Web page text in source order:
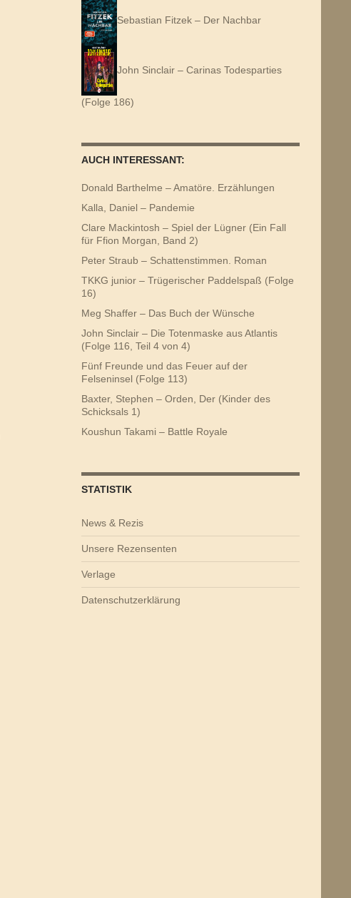
Sebastian Fitzek – Der Nachbar
John Sinclair – Carinas Todesparties
(Folge 186)
AUCH INTERESSANT:
Donald Barthelme – Amatöre. Erzählungen
Kalla, Daniel – Pandemie
Clare Mackintosh – Spiel der Lügner (Ein Fall
für Ffion Morgan, Band 2)
Peter Straub – Schattenstimmen. Roman
TKKG junior – Trügerischer Paddelspaß (Folge
16)
Meg Shaffer – Das Buch der Wünsche
John Sinclair – Die Totenmaske aus Atlantis
(Folge 116, Teil 4 von 4)
Fünf Freunde und das Feuer auf der
Felseninsel (Folge 113)
Baxter, Stephen – Orden, Der (Kinder des
Schicksals 1)
Koushun Takami – Battle Royale
STATISTIK
News & Rezis
Unsere Rezensenten
Verlage
Datenschutzerklärung